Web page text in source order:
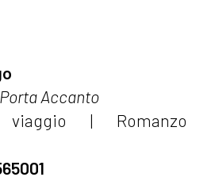
Accanto
| Romanzo